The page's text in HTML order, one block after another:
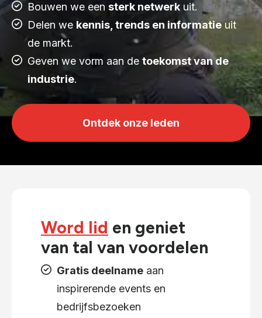
Bouwen we een sterk netwerk uit.
Delen we kennis, trends en informatieuit
de markt.
Geven we vorm aan de toekomst van de
industrie.
Ontdek onze leden
Word lid en geniet
van tal van voordelen
Gratis deelname aan
inspirerende events en
bedrijfsbezoeken